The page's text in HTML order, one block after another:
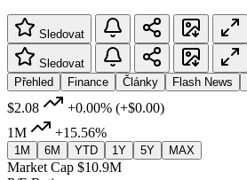
Sledovat
Sledovat
Přehled
Finance Články Flash News
$2.08 +0.00% (+$0.00)
1M
+15.56%
1M 6M YTD 1Y 5Y MAX
Market Cap $10.9M